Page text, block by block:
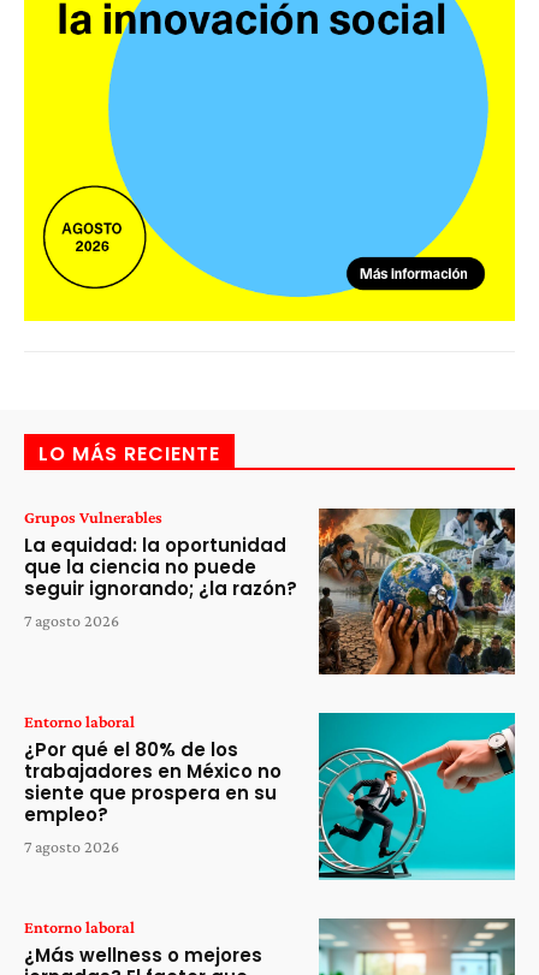
LO MÁS RECIENTE
Grupos Vulnerables
La equidad: la oportunidad
que la ciencia no puede
seguir ignorando; ¿la razón?
7 agosto 2026
Entorno laboral
¿Por qué el 80% de los
trabajadores en México no
siente que prospera en su
empleo?
7 agosto 2026
Entorno laboral
¿Más wellness o mejores